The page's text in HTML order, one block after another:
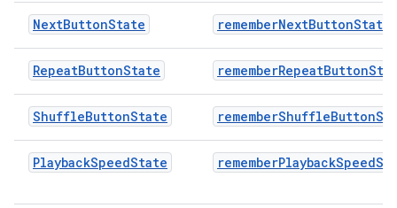
NextButtonState rememberNextButtonState
RepeatButtonState
ShuffleButtonState
PlaybackSpeedState